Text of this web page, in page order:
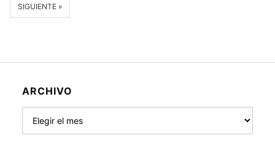
SIGUIENTE »
ARCHIVO